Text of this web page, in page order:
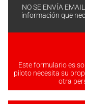
NO SE ENVÍA
información que
Este formulario es
piloto necesita su
otra